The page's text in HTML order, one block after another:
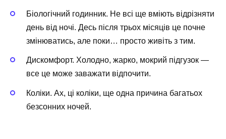
Біологічний годинник. Не всі ще вміють відрізняти
день від ночі. Десь після трьох місяців це почне
змінюватись, але поки… просто живіть з тим.
Дискомфорт. Холодно, жарко, мокрий підгузок —
все це може заважати відпочити.
Коліки. Ах, ці коліки, ще одна причина багатьох
безсонних ночей.